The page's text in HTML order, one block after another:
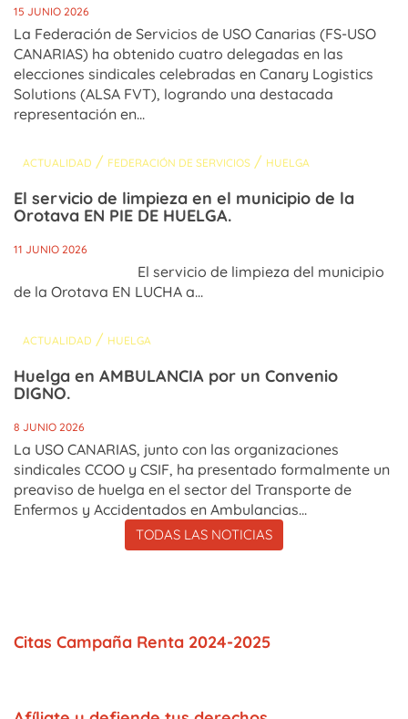
15 JUNIO 2026
La Federación de Servicios de USO Canarias (FS-USO
CANARIAS) ha obtenido cuatro delegadas en las
elecciones sindicales celebradas en Canary Logistics
Solutions (ALSA FVT), logrando una destacada
representación en...
ACTUALIDAD / FEDERACIÓN DE SERVICIOS / HUELGA
El servicio de limpieza en el municipio de la
Orotava EN PIE DE HUELGA.
11 JUNIO 2026
El servicio de limpieza del municipio
de la Orotava EN LUCHA a...
ACTUALIDAD / HUELGA
Huelga en AMBULANCIA por un Convenio
DIGNO.
8 JUNIO 2026
La USO CANARIAS, junto con las organizaciones
sindicales CCOO y CSIF, ha presentado formalmente un
preaviso de huelga en el sector del Transporte de
Enfermos y Accidentados en Ambulancias...
TODAS LAS NOTICIAS
Citas Campaña Renta 2024-2025